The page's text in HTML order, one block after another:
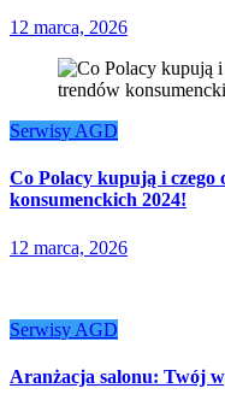
12 marca, 2026
Serwisy AGD
Co Polacy kupują i czego
konsumenckich 2024!
12 marca, 2026
Serwisy AGD
Aranżacja salonu: Twój